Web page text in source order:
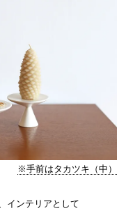
※手前はタカツキ（中）
インテリアとして